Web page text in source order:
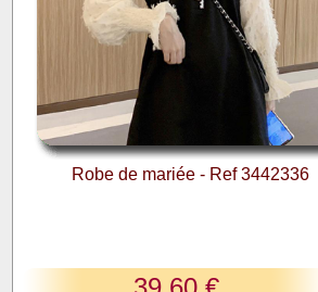
Robe de mariée - Ref 3442336